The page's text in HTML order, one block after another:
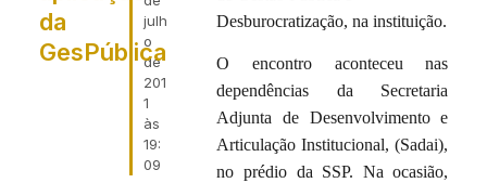
julh
o
de
201
1
às
19:
09
da
GesPública
Desburocratização, na instituição.
O encontro aconteceu nas
dependências da Secretaria
Adjunta de Desenvolvimento e
Articulação Institucional, (Sadai),
no prédio da SSP. Na ocasião,